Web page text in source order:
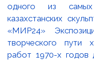
одного из самых
казахстанских
«МИР24»
творческого пути
работ 1970-х годов